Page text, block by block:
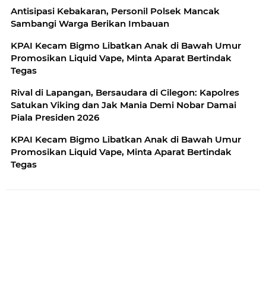
Antisipasi Kebakaran, Personil Polsek Mancak
Sambangi Warga Berikan Imbauan
KPAI Kecam Bigmo Libatkan Anak di Bawah Umur
Promosikan Liquid Vape, Minta Aparat Bertindak
Tegas
Rival di Lapangan, Bersaudara di Cilegon: Kapolres
Satukan Viking dan Jak Mania Demi Nobar Damai
Piala Presiden 2026
KPAI Kecam Bigmo Libatkan Anak di Bawah Umur
Promosikan Liquid Vape, Minta Aparat Bertindak
Tegas